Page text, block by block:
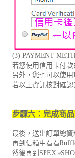
(3) PAYMENT
若您使用信用卡付
另外，您也可以使用
若以上資訊核對確認
步驟六：完成商
最後，送出訂單總
再到信箱中看看
然後再到SPEX